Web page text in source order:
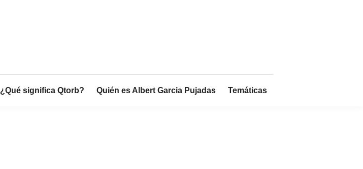
¿Qué significa Qtorb? Quién es Albert Garcia Pujadas Temáticas